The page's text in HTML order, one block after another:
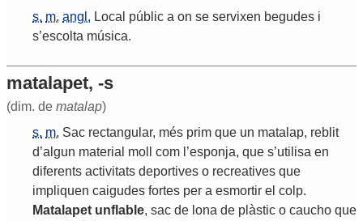
s. m. angl. Local públic a on se servixen begudes i
s’escolta música.
matalapet, -s
(dim. de matalap)
s. m. Sac rectangular, més prim que un matalap, reblit
d’algun material moll com ’esponja, que s’utilisa en
diferents activitats deportives o recreatives que
impliquen caigudes fortes per a esmortir el colp.
Matalapet unflable, sac de lona de plàstic o caucho que